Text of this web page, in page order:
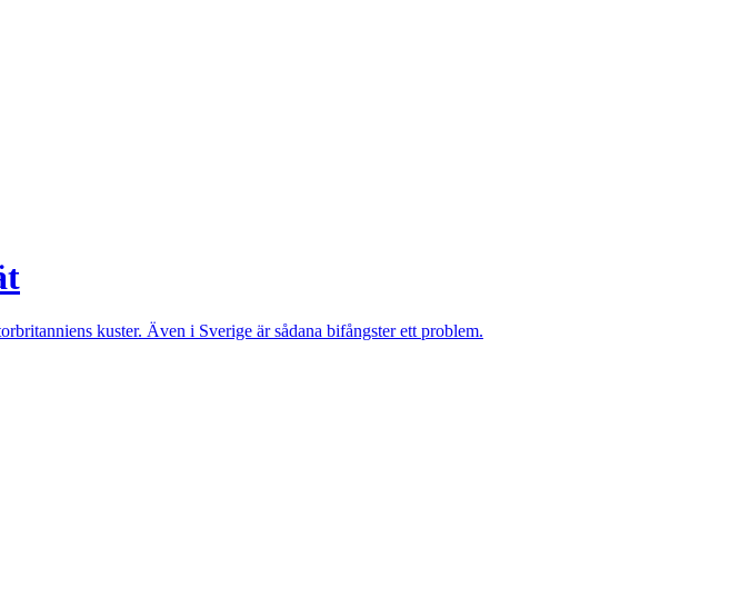
kuster. Även i Sverige är sådana bifångster ett problem.